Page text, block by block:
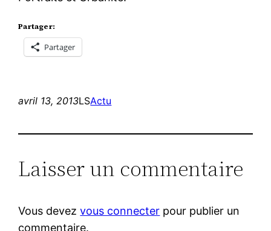
Partager:
Partager
avril 13, 2013LSActu
Laisser un commentaire
Vous devezvous connecter pour publier un
commentaire.